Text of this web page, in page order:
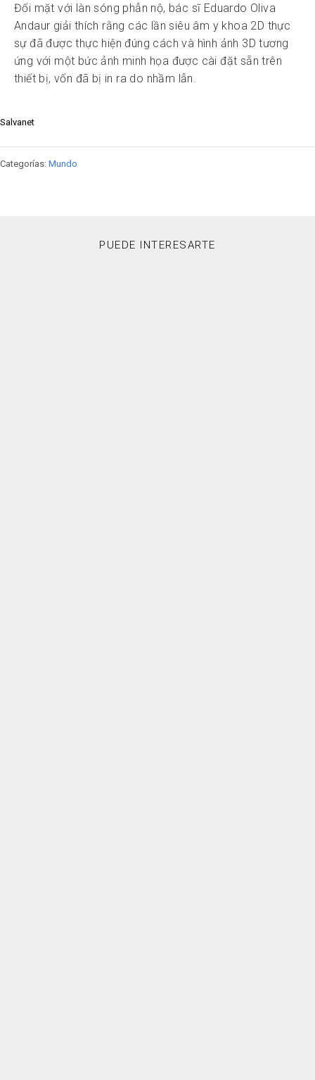
Đối mặt với làn sóng phẫn nộ, bác sĩ Eduardo Oliva
Andaur giải thích rằng các lần siêu âm y khoa 2D thực
sự đã được thực hiện đúng cách và hình ảnh 3D tương
ứng với một bức ảnh minh họa được cài đặt sẵn trên
thiết bị, vốn đã bị in ra do nhầm lẫn.
Salvanet
Categorías: Mundo
PUEDE INTERESARTE